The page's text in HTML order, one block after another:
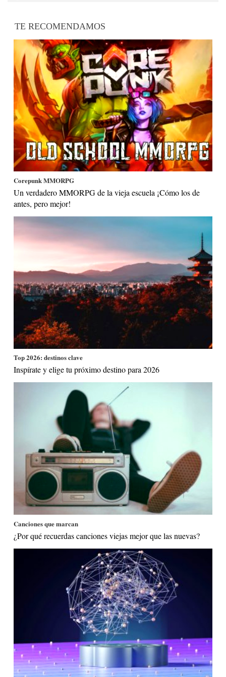
TE RECOMENDAMOS
Corepunk MMORPG
Un verdadero MMORPG de la vieja escuela ¡Cómo los de
antes, pero mejor!
Top 2026: destinos clave
Inspírate y elige tu próximo destino para 2026
Canciones que marcan
¿Por qué recuerdas canciones viejas mejor que las nuevas?